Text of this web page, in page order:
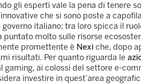
gli esperti vale la pena di tenere
che si sono poste a
italiano; tra loro spicca il
puntato molto sulle risorse
promettente è Nexi che, dopo
risultati. Per quanto riguarda le
ai colossi del settore e-
investire in quest’area